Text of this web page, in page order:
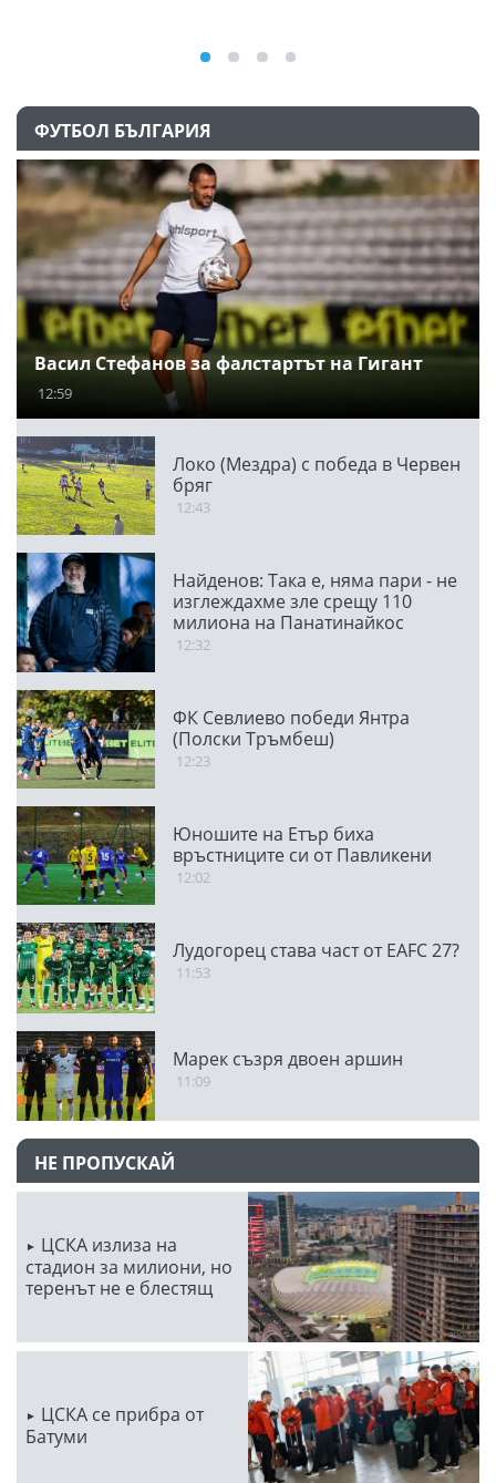
ФУТБОЛ БЪЛГАРИЯ
Васил Стефанов за фалстартът на Гигант
12:59
Локо (Мездра) с победа в Червен
бряг
12:43
Найденов: Така е, няма пари - не
изглеждахме зле срещу 110
милиона на Панатинайкос
12:32
ФК Севлиево победи Янтра
(Полски Тръмбеш)
12:23
Юношите на Етър биха
връстниците си от Павликени
12:02
Лудогорец става част от EAFC 27?
11:53
Марек съзря двоен аршин
11:09
НЕ ПРОПУСКАЙ
ЦСКА излиза на
стадион за милиони, но
теренът не е блестящ
ЦСКА се прибра от
Батуми